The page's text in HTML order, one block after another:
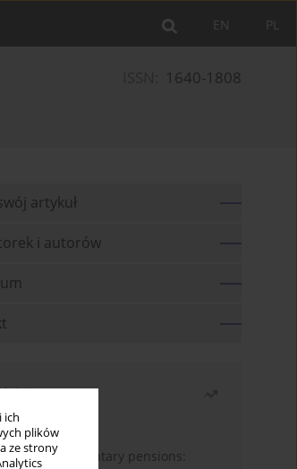
ich
plików
ze strony
PL
EN
1640-1808
artykuł
i autorów
czytane
Rok
in voluntary pensions: